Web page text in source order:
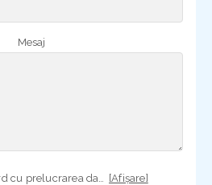
Mesaj
[Afișare]